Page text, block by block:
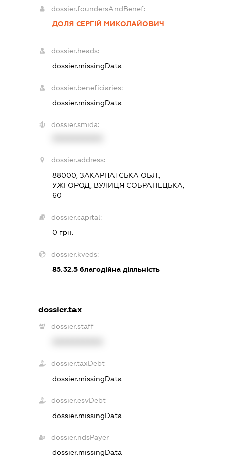
dossier.foundersAndBenef:
ДОЛЯ СЕРГІЙ МИКОЛАЙОВИЧ
dossier.heads:
dossier.missingData
dossier.beneficiaries:
dossier.missingData
dossier.smida:
dossier.address:
88000, ЗАКАРПАТСЬКА ОБЛ.,
УЖГОРОД, ВУЛИЦЯ СОБРАНЕЦЬКА,
60
dossier.capital:
0 грн.
dossier.kveds:
85.32.5благодійна діяльність
dossier.tax
dossier.staff
dossier.taxDebt
dossier.missingData
dossier.esvDebt
dossier.missingData
dossier.ndsPayer
dossier.missingData